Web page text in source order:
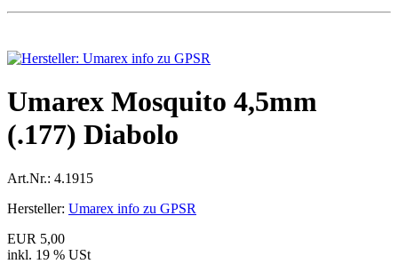
Umarex Mosquito 4,5mm
(.177) Diabolo
Art.Nr.: 4.1915
Hersteller: Umarex info zu GPSR
EUR 5,00
inkl. 19 % USt